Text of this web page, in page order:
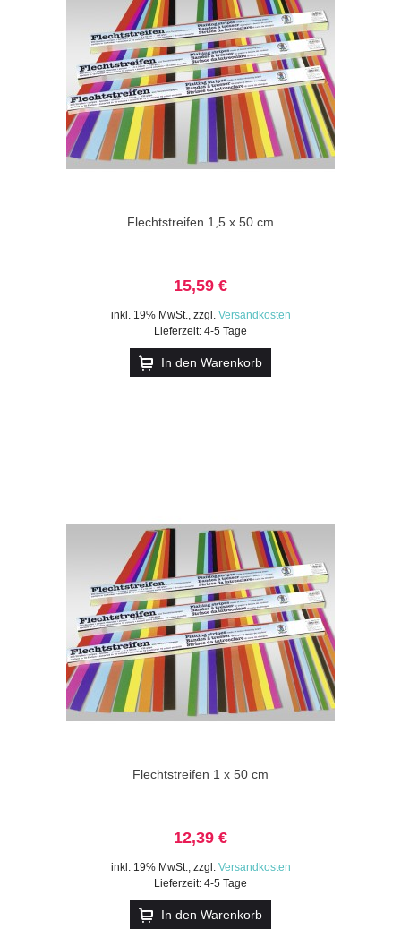
Flechtstreifen 1,5 x 50 cm
15,59 €
inkl. 19% MwSt., zzgl. Versandkosten
Lieferzeit: 4-5 Tage
In den Warenkorb
Flechtstreifen 1 x 50 cm
12,39 €
inkl. 19% MwSt., zzgl. Versandkosten
Lieferzeit: 4-5 Tage
In den Warenkorb